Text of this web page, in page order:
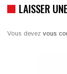
LAISSER
Vous devez vous